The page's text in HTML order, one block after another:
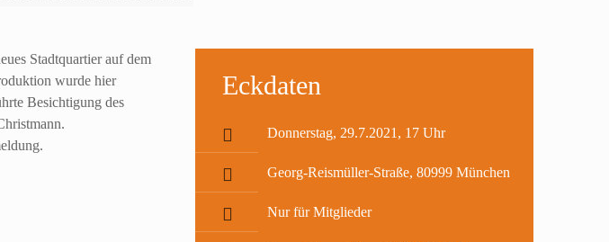
Stadtquartier auf dem
wurde hier
Besichtigung des
Eckdaten
Donnerstag, 29.7.2021, 17 Uhr
Georg-Reismüller-Straße, 80999 München
Nur für Mitglieder